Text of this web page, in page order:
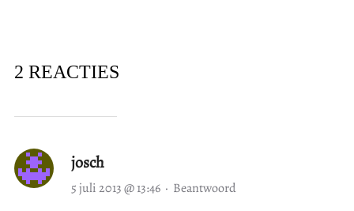
2 REACTIES
josch
5 juli 2013 @ 13:46 · Beantwoord